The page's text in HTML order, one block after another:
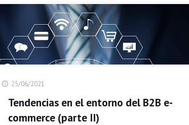
25/06/2021
Tendencias en el entorno del B2B e-
commerce (parte II)